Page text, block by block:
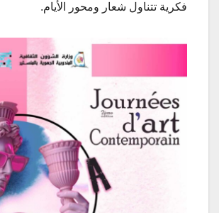
فكرية تتناول شعار ومحور الأيام.